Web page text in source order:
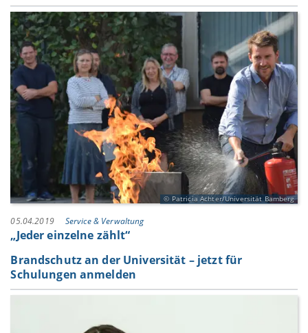
Patricia Achter/Universität Bamberg
05.04.2019 Service & Verwaltung
„Jeder einzelne zählt“
Brandschutz an der Universität – jetzt für
Schulungen anmelden